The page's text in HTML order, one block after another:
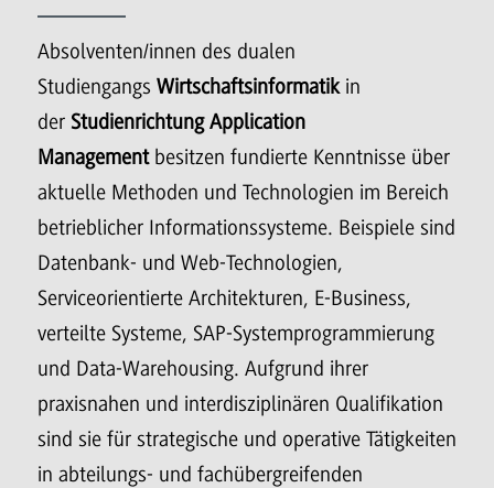
Absolventen/innen des dualen
Studiengangs Wirtschaftsinformatik in
der Studienrichtung Application
Managementbesitzen fundierte Kenntnisse über
aktuelle Methoden und Technologien im Bereich
betrieblicher Informationssysteme. Beispiele sind
Datenbank- und Web-Technologien,
Serviceorientierte Architekturen, E-Business,
verteilte Systeme, SAP-Systemprogrammierung
und Data-Warehousing. Aufgrund ihrer
praxisnahen und interdisziplinären Qualifikation
sind sie für strategische und operative Tätigkeiten
in abteilungs- und fachübergreifenden